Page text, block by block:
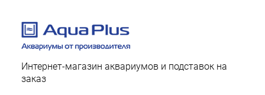
Интернет-магазин аквариумов и подставок на
заказ